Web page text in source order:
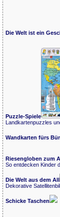
Die Welt ist ein
Puzzle-Spiele
Landkartenpuzzles
Wandkarten fürs
Riesengloben zum
So entdecken Kinder
Die Welt aus dem All
Dekorative
Schicke Taschen